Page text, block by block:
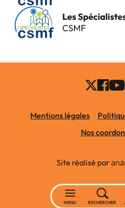
Mentions légales
Nos
Site réalisé par
MENU RECHERCHER